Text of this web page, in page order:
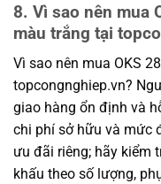
8. Vì sao nên mua
màu trắng tại
Vì sao nên mua OKS
topcongnghiep.vn?
giao hàng ổn định và
chi phí sở hữu và mức
ưu đãi riêng; hãy kiểm
khấu theo số lượng,